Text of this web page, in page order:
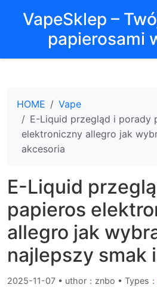
VapeSklep –
papierosami
HOME
Vape
E-Liquid przegląd i porady
elektroniczny allegro jak
akcesoria
E-Liquid
papieros
allegro jak
najlepszy smak
2025-11-07 • uthor：znbo • Types：